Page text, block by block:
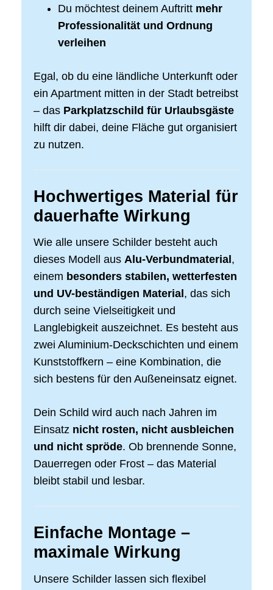
Du möchtest deinem Auftritt mehr
Professionalität und Ordnung
verleihen
Egal, ob du eine ländliche Unterkunft oder
ein Apartment mitten in der Stadt betreibst
– das Parkplatzschild für Urlaubsgäste
hilft dir dabei, deine Fläche gut organisiert
zu nutzen.
Hochwertiges Material für
dauerhafte Wirkung
Wie alle unsere Schilder besteht auch
dieses Modell aus Alu-Verbundmaterial ,
einem besonders stabilen, wetterfesten
und UV-beständigen Material , das sich
durch seine Vielseitigkeit und
Langlebigkeit auszeichnet. Es besteht aus
zwei Aluminium-Deckschichten und einem
Kunststoffkern – eine Kombination, die
sich bestens für den Außeneinsatz eignet.
Dein Schild wird auch nach Jahren im
Einsatz nicht rosten, nicht ausbleichen
und nicht spröde. Ob brennende Sonne,
Dauerregen oder Frost – das Material
bleibt stabil und lesbar.
Einfache Montage –
maximale Wirkung
Unsere Schilder lassen sich flexibel